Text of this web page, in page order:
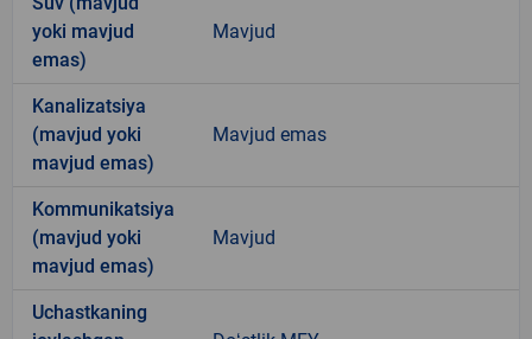
yoki mavjud
emas)
Mavjud
Kanalizatsiya
(mavjud yoki
mavjud emas)
Mavjud emas
Kommunikatsiya
(mavjud yoki
mavjud emas)
Mavjud
Uchastkaning